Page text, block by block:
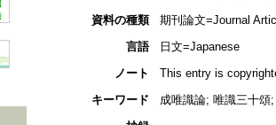
資料の種類
期刊論文=Journal
言語
日文=Japanese
ノート
This entry is
キーワード
成唯識論; 唯識三十